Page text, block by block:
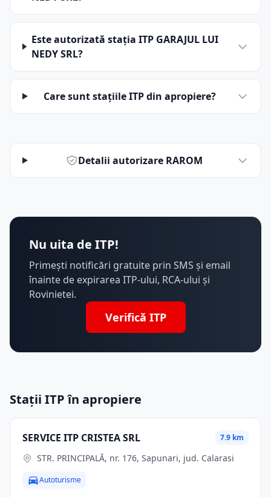
Este autorizată stația ITP GARAJUL LUI
NEDY SRL?
Care sunt stațiile ITP din apropiere?
Detalii autorizare RAROM
Nu uita de ITP!
Primești notificări gratuite prin SMS și email
înainte de expirarea ITP-ului, RCA-ului și
Rovinietei.
Verifică ITP
Stații ITP în apropiere
SERVICE ITP CRISTEA SRL 7.9 km
STR. PRINCIPALĂ, nr. 176, Sapunari, jud. Calarasi
Autoturisme